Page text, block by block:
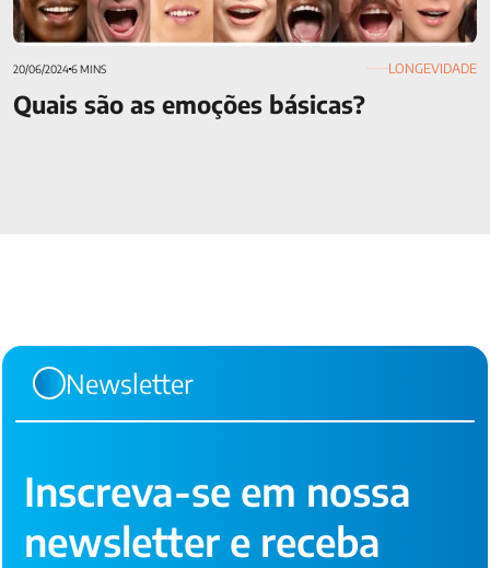
20/06/20246 MINS LONGEVIDADE
Quais são as emoções básicas?
Newsletter
Inscreva-se em nossa
newsletter e receba